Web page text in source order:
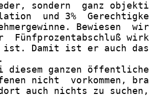
sondern  ganz
und 3%
Bewiesen
Fünfprozentabschluß
Damit ist er auch
diesem ganzen
nicht  vorkommen,
auch nichts zu